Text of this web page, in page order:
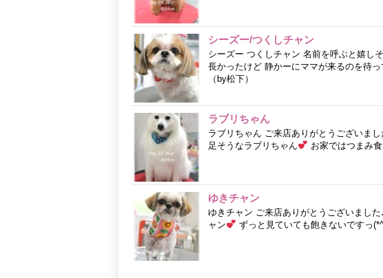
シーズー/つくしチャン
シーズー つくしチャン 名前を呼ぶと嬉し
長かったけど 静かーにママが来るのを待
（by松下）
ラブリちゃん
ラブリちゃん ご来店ありがとうございま
足そうなラブリちゃん
お家ではつまみ
ゆきチャン
ゆきチャン ご来店ありがとうございまし
ャン
ずっと見ていても飽きないですっ